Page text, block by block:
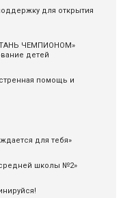
для открытия
ЧЕМПИОНОМ»
детей
помощь и
для тебя»
средней школы №2»